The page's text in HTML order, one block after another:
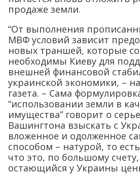
продаже земли.
“От выполнения
МВФ условий зависит
новых траншей, которые
необходимы Киеву для
внешней финансовой
украинской экономики, –
газета. – Сама
“использовании земли в
имущества” говорит о
Вашингтона взыскать с
вложенное и одолженное
способом – натурой, то
что это, по большому
остающийся у Украины